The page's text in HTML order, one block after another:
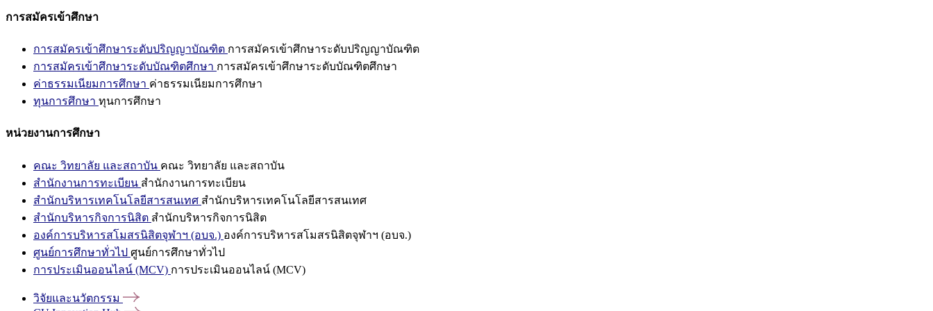
การสมัครเข้าศึกษา
การสมัครเข้าศึกษาระดับปริญญาบัณฑิต การสมัครเข้าศึกษาระดับปริญญาบัณฑิต
การสมัครเข้าศึกษาระดับบัณฑิตศึกษา การสมัครเข้าศึกษาระดับบัณฑิตศึกษา
ค่าธรรมเนียมการศึกษา ค่าธรรมเนียมการศึกษา
ทุนการศึกษา ทุนการศึกษา
หน่วยงานการศึกษา
คณะ วิทยาลัย และสถาบัน คณะ วิทยาลัย และสถาบัน
สำนักงานการทะเบียน สำนักงานการทะเบียน
สำนักบริหารเทคโนโลยีสารสนเทศ สำนักบริหารเทคโนโลยีสารสนเทศ
สำนักบริหารกิจการนิสิต สำนักบริหารกิจการนิสิต
องค์การบริหารสโมสรนิสิตจุฬาฯ (อบจ.) องค์การบริหารสโมสรนิสิตจุฬาฯ (อบจ.)
ศูนย์การศึกษาทั่วไป ศูนย์การศึกษาทั่วไป
การประเมินออนไลน์ (MCV) การประเมินออนไลน์ (MCV)
วิจัยและนวัตกรรม